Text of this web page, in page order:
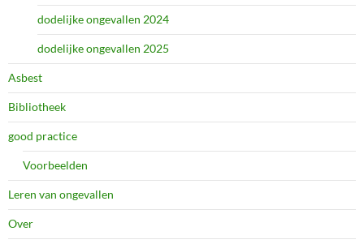
dodelijke ongevallen 2024
dodelijke ongevallen 2025
Asbest
Bibliotheek
good practice
Voorbeelden
Leren van ongevallen
Over